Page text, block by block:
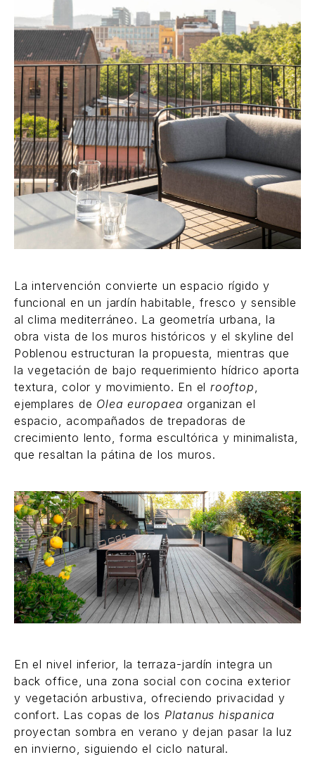
La intervención convierte un espacio rígido y
funcional en un jardín habitable, fresco y sensible
al clima mediterráneo. La geometría urbana, la
obra vista de los muros históricos y el skyline del
Poblenou estructuran la propuesta, mientras que
la vegetación de bajo requerimiento hídrico aporta
textura, color y movimiento. En elrooftop,
ejemplares de Olea europaea organizan el
espacio, acompañados de trepadoras de
crecimiento lento, forma escultórica y minimalista,
que resaltan la pátina de los muros.
En el nivel inferior, la terraza-jardín integra un
back office, una zona social con cocina exterior
y vegetación arbustiva, ofreciendo privacidad y
confort. Las copas de los Platanus hispanica
proyectan sombra en verano y dejan pasar la luz
en invierno, siguiendo el ciclo natural.